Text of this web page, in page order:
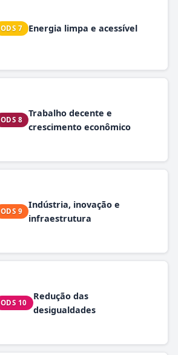
ODS 7 Energia limpa e acessível
ODS 8
Trabalho decente e
crescimento econômico
ODS 9
Indústria, inovação e
infraestrutura
ODS 10
Redução das
desigualdades